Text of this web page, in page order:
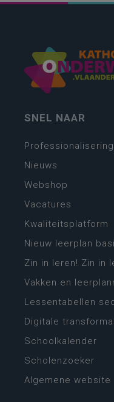
SNEL NAAR
Nieuws
Webshop
Vacatures
Kwaliteitsplatform
Nieuw leerplan
Zin in leren! Zin in
Vakken en
Lessentabellen
Digitale
Schoolkalender
Scholenzoeker
Algemene website